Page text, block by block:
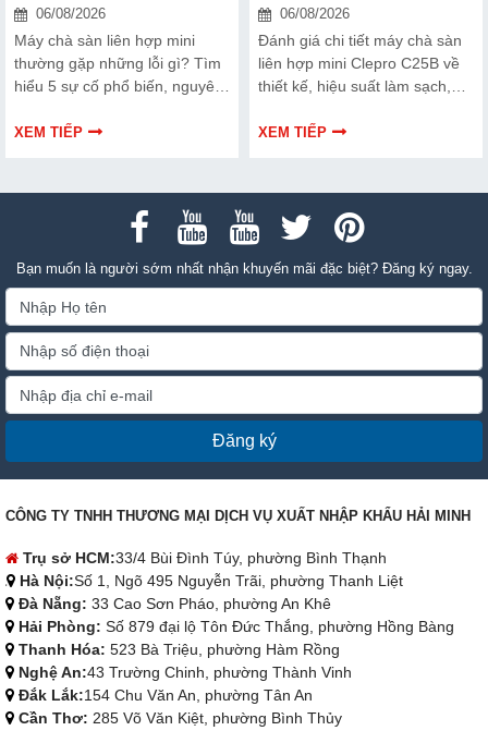
06/08/2026
Máy chà sàn liên hợp mini
thường gặp những lỗi gì? Tìm
hiểu 5 sự cố phổ biến, nguyên
và mẹo sử dụng giúp máy vận
XEM TIẾP
06/08/2026
Đánh giá chi tiết máy chà sàn
liên hợp mini Clepro C25B về
thiết kế, hiệu suất làm sạch,
điểm và đối tượng phù hợp để
XEM TIẾP
Bạn muốn là người sớm nhất nhận khuyến mãi đặc biệt? Đăng ký ngay.
Đăng ký
CÔNG TY TNHH THƯƠNG MẠI DỊCH VỤ XUẤT NHẬP KHẨU HẢI MINH
Trụ sở HCM:33/4 Bùi Đình Túy, phường Bình Thạnh
Hà Nội:Số 1, Ngõ 495 Nguyễn Trãi, phường Thanh Liệt
Đà Nẵng: 33 Cao Sơn Pháo, phường An Khê
Hải Phòng: Số 879 đại lộ Tôn Đức Thắng, phường Hồng Bàng
Thanh Hóa: 523 Bà Triệu, phường Hàm Rồng
Nghệ An:43 Trường Chinh, phường Thành Vinh
Đắk Lắk:154 Chu Văn An, phường Tân An
Cần Thơ: 285 Võ Văn Kiệt, phường Bình Thủy